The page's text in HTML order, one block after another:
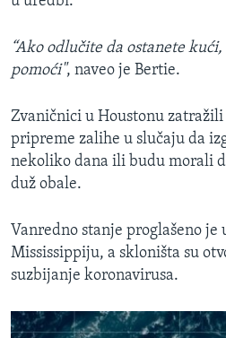
“Ako odlučite da ostanete
pomoći", naveo je Bertie.
Zvaničnici u Houstonu zatražili
pripreme zalihe u slučaju da
nekoliko dana ili budu morali
duž obale.
Vanredno stanje proglašeno je
Mississippiju, a skloništa su
suzbijanje koronavirusa.